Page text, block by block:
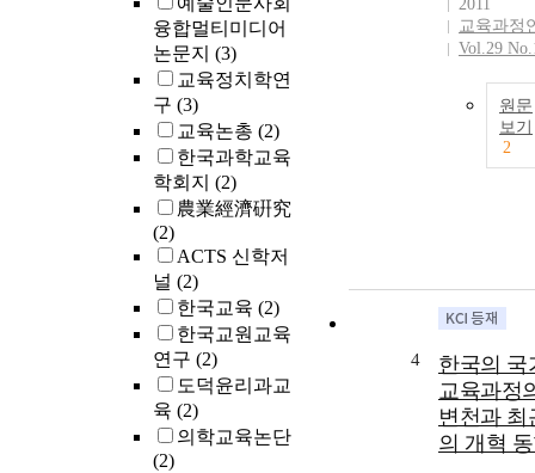
융합멀티미디어
논문지 (3)
교육정치학연
구 (3)
교육논총 (2)
한국과학교육
학회지 (2)
農業經濟硏究
(2)
ACTS 신학저
널 (2)
한국교육 (2)
한국교원교육
연구 (2)
도덕윤리과교
육 (2)
의학교육논단
(2)
2011
교육과정
Vol.29
원문
보기
2
4
한국의 국
교육과정
변천과 최
의 개혁